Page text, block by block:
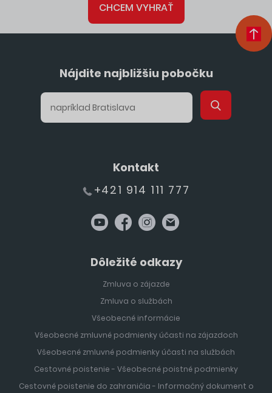
CHCEM VYHRAŤ
Nájdite najbližšiu pobočku
Kontakt
+421 914 111 777
Dôležité odkazy
Zmluva o zájazde
Zmluva o službách
Všeobecné informácie
Všeobecné zmluvné podmienky účasti na zájazdoch
Všeobecné zmluvné podmienky účasti na službách
Cestovné poistenie - Všeobecné poistné podmienky
Cestovné poistenie do zahraničia - Informačný dokument o